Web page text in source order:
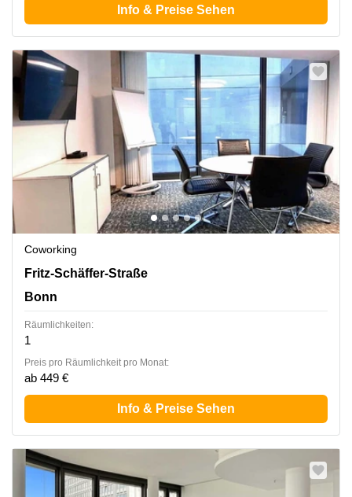
Info & Preise Sehen
Coworking
Fritz-Schäffer-Straße 1, Bonn
Fritz-Schäffer-Straße
Bonn
Räumlichkeiten:
1
Preis pro Räumlichkeit pro Monat:
ab 449 €
Info & Preise Sehen